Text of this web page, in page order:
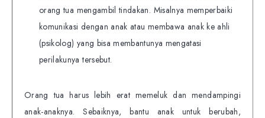
orang tua mengambil tindakan. Misalnya memperbaiki
komunikasi dengan anak atau membawa anak ke ahli
(psikolog) yang bisa membantunya mengatasi
perilakunya tersebut.
Orang tua harus lebih erat memeluk dan mendampingi
anak-anaknya. Sebaiknya, bantu anak untuk berubah,